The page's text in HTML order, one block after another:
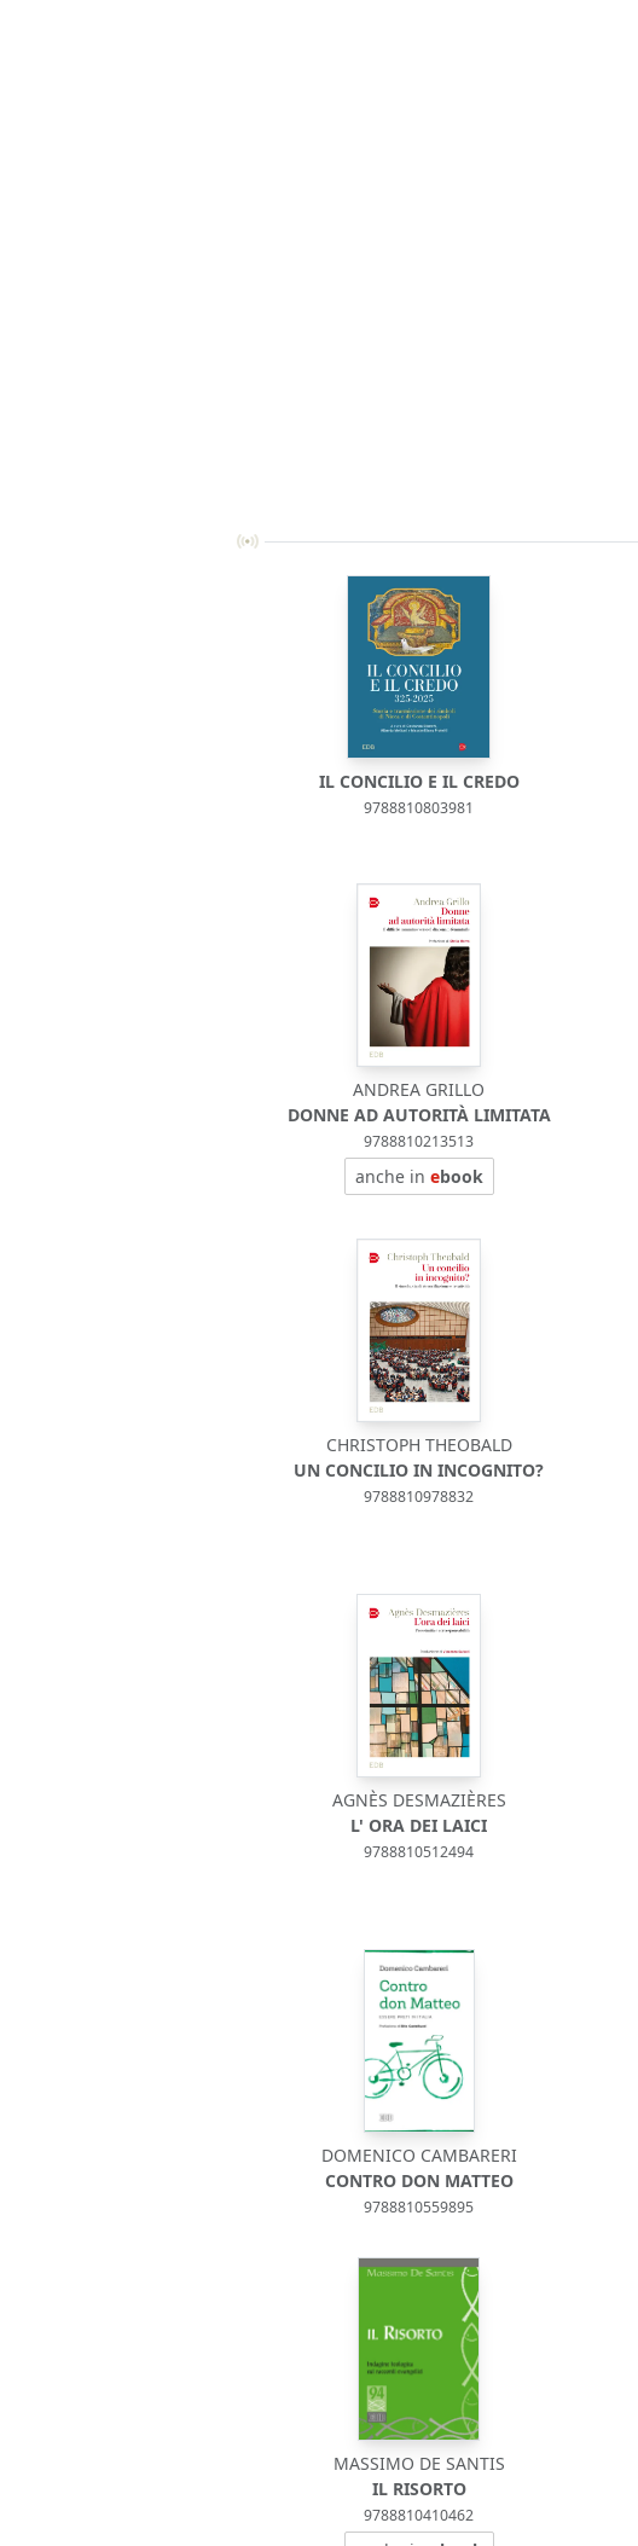
IL CONCILIO E IL CREDO
9788810803981
ANDREA GRILLO
DONNE AD AUTORITÀ LIMITATA
9788810213513
anche in ebook
CHRISTOPH THEOBALD
UN CONCILIO IN INCOGNITO?
9788810978832
AGNÈS DESMAZIÈRES
L' ORA DEI LAICI
9788810512494
DOMENICO CAMBARERI
CONTRO DON MATTEO
9788810559895
MASSIMO DE SANTIS
IL RISORTO
9788810410462